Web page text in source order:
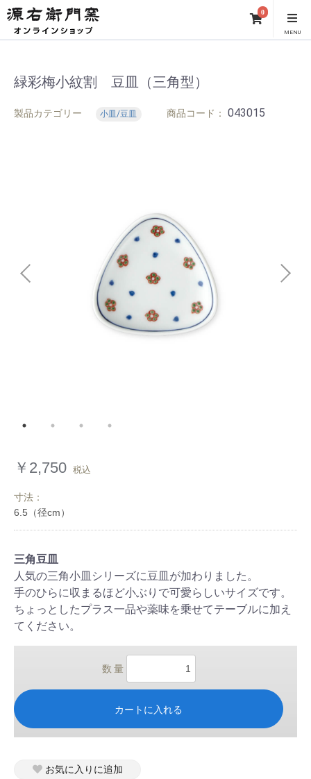
0
MENU
緑彩梅小紋割 豆皿（三角型）
製品カテゴリー 小皿/豆皿 商品コード： 043015
￥2,750 税込
寸法：
三角豆皿
人気の三角小皿シリーズに豆皿が加わりました。
手のひらに収まるほど小ぶりで可愛らしいサイズです。
ちょっとしたプラス一品や薬味を乗せてテーブルに加え
てください。
数 量
カートに入れる
お気に入りに追加